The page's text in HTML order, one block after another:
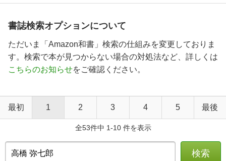
書誌検索オプションについて
ただいま「Amazon和書」検索の仕組みを変更しておりま
す。検索で本が見つからない場合の対処法など、詳しくは
こちらのお知らせをご確認ください。
最初 1 2 3 4 5 最後
全53件中 1-10 件を表示
検索